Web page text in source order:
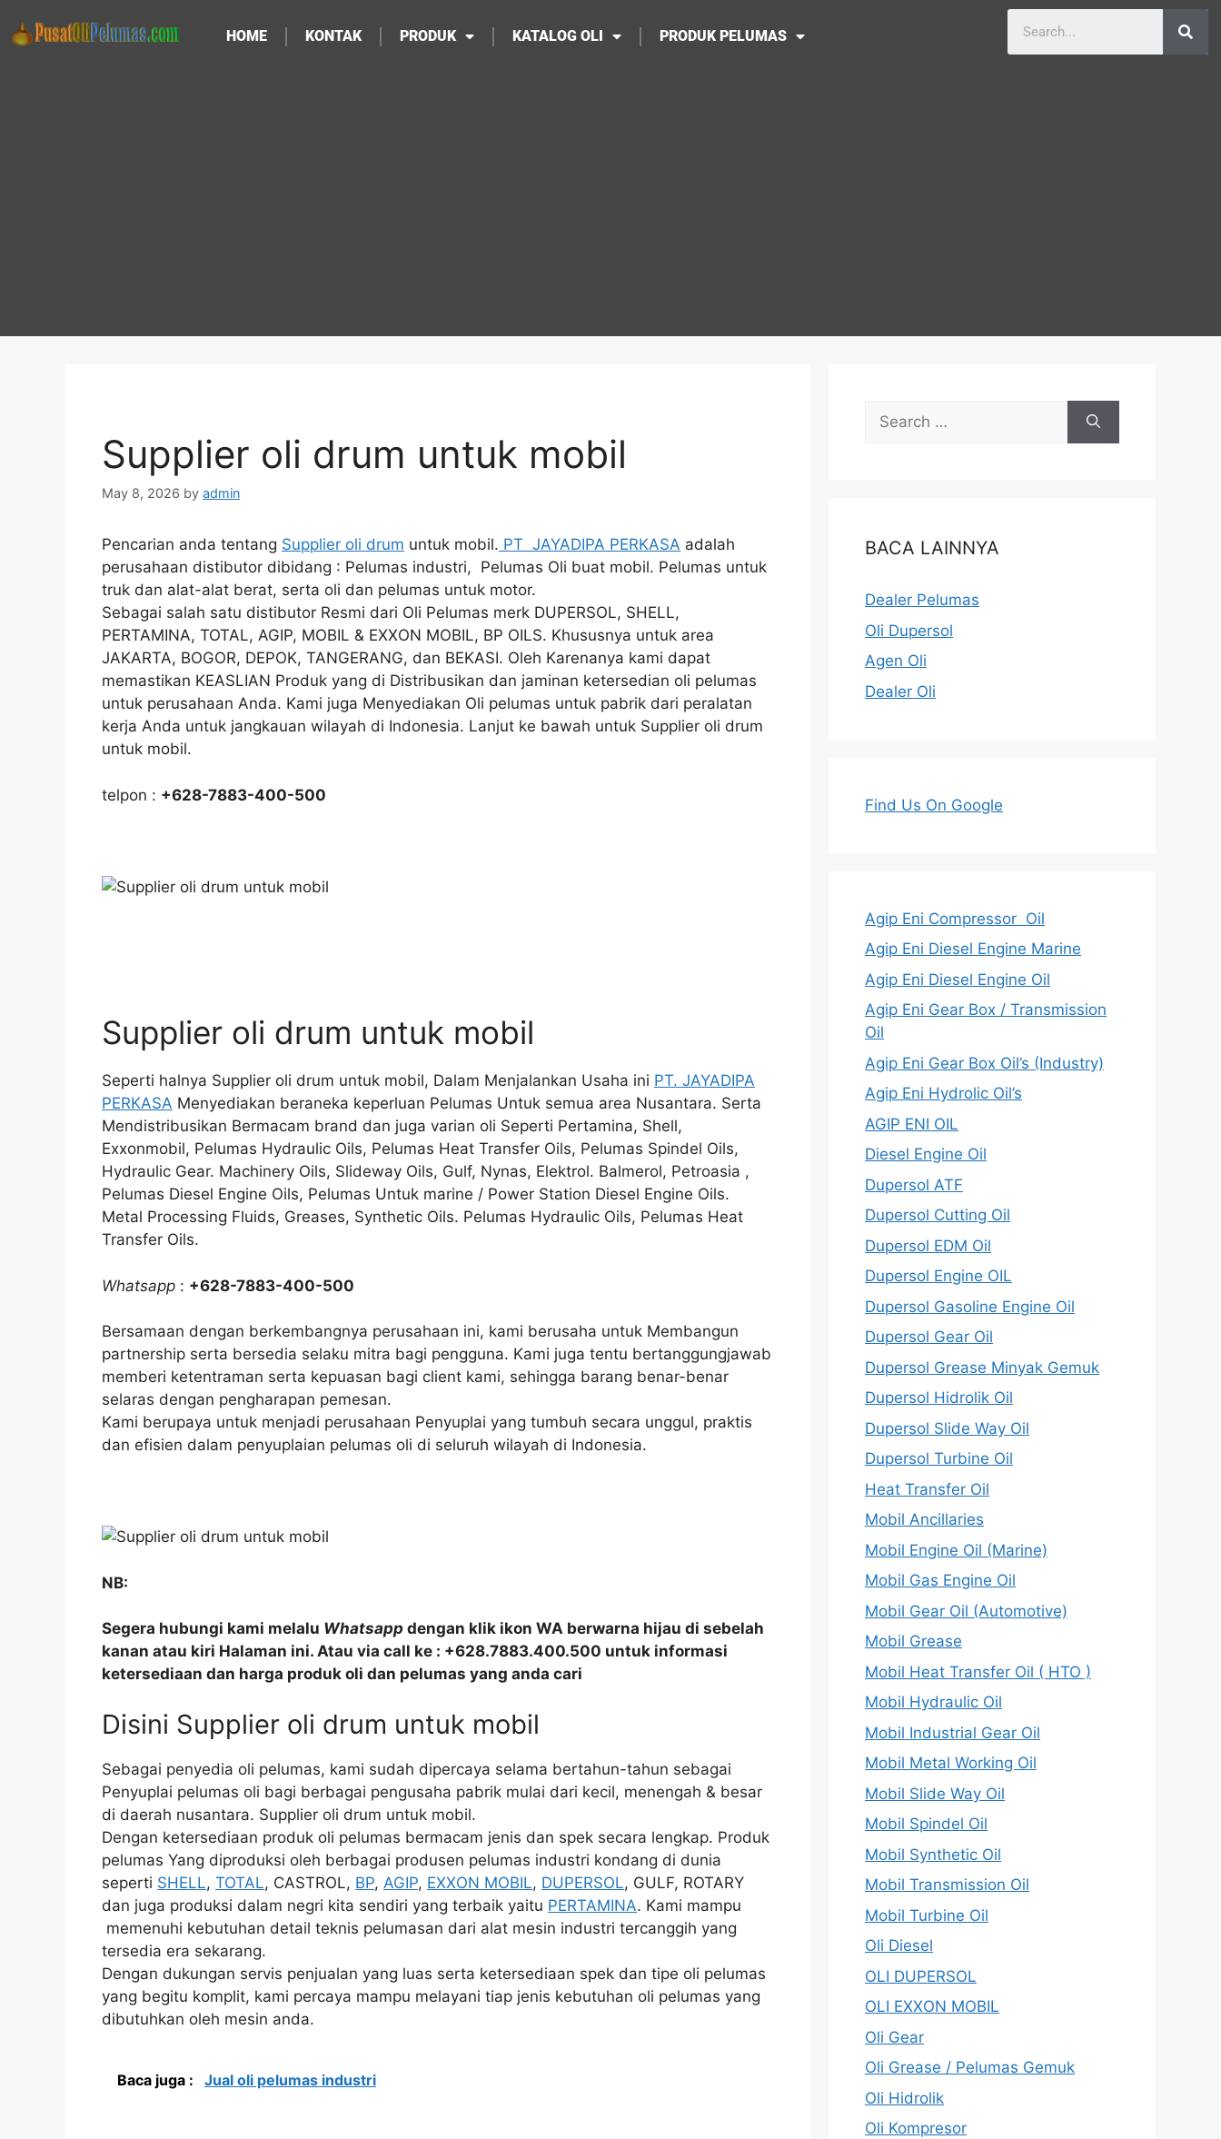
HOME KONTAK PRODUK KATALOG OLI PRODUK PELUMAS
Supplier oli drum untuk mobil
May 8, 2026 by admin
Pencarian anda tentang Supplier oli drum untuk mobil. PT JAYADIPA PERKASA adalah
perusahaan distibutor dibidang : Pelumas industri, Pelumas Oli buat mobil. Pelumas untuk
truk dan alat-alat berat, serta oli dan pelumas untuk motor.
Sebagai salah satu distibutor Resmi dari Oli Pelumas merk DUPERSOL, SHELL,
PERTAMINA, TOTAL, AGIP, MOBIL & EXXON MOBIL, BP OILS. Khususnya untuk area
JAKARTA, BOGOR, DEPOK, TANGERANG, dan BEKASI. Oleh Karenanya kami dapat
memastikan KEASLIAN Produk yang di Distribusikan dan jaminan ketersedian oli pelumas
untuk perusahaan Anda. Kami juga Menyediakan Oli pelumas untuk pabrik dari peralatan
kerja Anda untuk jangkauan wilayah di Indonesia. Lanjut ke bawah untuk Supplier oli drum
untuk mobil.
telpon : +628-7883-400-500
Supplier oli drum untuk mobil
Seperti halnya Supplier oli drum untuk mobil, Dalam Menjalankan Usaha ini PT. JAYADIPA
PERKASA Menyediakan beraneka keperluan Pelumas Untuk semua area Nusantara. Serta
Mendistribusikan Bermacam brand dan juga varian oli Seperti Pertamina, Shell,
Exxonmobil, Pelumas Hydraulic Oils, Pelumas Heat Transfer Oils, Pelumas Spindel Oils,
Hydraulic Gear. Machinery Oils, Slideway Oils, Gulf, Nynas, Elektrol. Balmerol, Petroasia ,
Pelumas Diesel Engine Oils, Pelumas Untuk marine / Power Station Diesel Engine Oils.
Metal Processing Fluids, Greases, Synthetic Oils. Pelumas Hydraulic Oils, Pelumas Heat
Transfer Oils.
Whatsapp : +628-7883-400-500
Bersamaan dengan berkembangnya perusahaan ini, kami berusaha untuk Membangun
partnership serta bersedia selaku mitra bagi pengguna. Kami juga tentu bertanggungjawab
memberi ketentraman serta kepuasan bagi client kami, sehingga barang benar-benar
selaras dengan pengharapan pemesan.
Kami berupaya untuk menjadi perusahaan Penyuplai yang tumbuh secara unggul, praktis
dan efisien dalam penyuplaian pelumas oli di seluruh wilayah di Indonesia.
NB:
Segera hubungi kami melalu Whatsapp dengan klik ikon WA berwarna hijau di sebelah
kanan atau kiri Halaman ini. Atau via call ke : +628.7883.400.500 untuk informasi
ketersediaan dan harga produk oli dan pelumas yang anda cari
Disini Supplier oli drum untuk mobil
Sebagai penyedia oli pelumas, kami sudah dipercaya selama bertahun-tahun sebagai
Penyuplai pelumas oli bagi berbagai pengusaha pabrik mulai dari kecil, menengah & besar
di daerah nusantara. Supplier oli drum untuk mobil.
Dengan ketersediaan produk oli pelumas bermacam jenis dan spek secara lengkap. Produk
pelumas Yang diproduksi oleh berbagai produsen pelumas industri kondang di dunia
seperti SHELL, TOTAL, CASTROL, BP, AGIP, EXXON MOBIL, DUPERSOL, GULF, ROTARY
dan juga produksi dalam negri kita sendiri yang terbaik yaitu PERTAMINA. Kami mampu
memenuhi kebutuhan detail teknis pelumasan dari alat mesin industri tercanggih yang
tersedia era sekarang.
Dengan dukungan servis penjualan yang luas serta ketersediaan spek dan tipe oli pelumas
yang begitu komplit, kami percaya mampu melayani tiap jenis kebutuhan oli pelumas yang
dibutuhkan oleh mesin anda.
Baca juga : Jual oli pelumas industri
BACA LAINNYA
Dealer Pelumas
Oli Dupersol
Agen Oli
Dealer Oli
Find Us On Google
Agip Eni Compressor Oil
Agip Eni Diesel Engine Marine
Agip Eni Diesel Engine Oil
Agip Eni Gear Box / Transmission
Oil
Agip Eni Gear Box Oil’s (Industry)
Agip Eni Hydrolic Oil’s
AGIP ENI OIL
Diesel Engine Oil
Dupersol ATF
Dupersol Cutting Oil
Dupersol EDM Oil
Dupersol Engine OIL
Dupersol Gasoline Engine Oil
Dupersol Gear Oil
Dupersol Grease Minyak Gemuk
Dupersol Hidrolik Oil
Dupersol Slide Way Oil
Dupersol Turbine Oil
Heat Transfer Oil
Mobil Ancillaries
Mobil Engine Oil (Marine)
Mobil Gas Engine Oil
Mobil Gear Oil (Automotive)
Mobil Grease
Mobil Heat Transfer Oil ( HTO )
Mobil Hydraulic Oil
Mobil Industrial Gear Oil
Mobil Metal Working Oil
Mobil Slide Way Oil
Mobil Spindel Oil
Mobil Synthetic Oil
Mobil Transmission Oil
Mobil Turbine Oil
Oli Diesel
OLI DUPERSOL
OLI EXXON MOBIL
Oli Gear
Oli Grease / Pelumas Gemuk
Oli Hidrolik
Oli Kompresor